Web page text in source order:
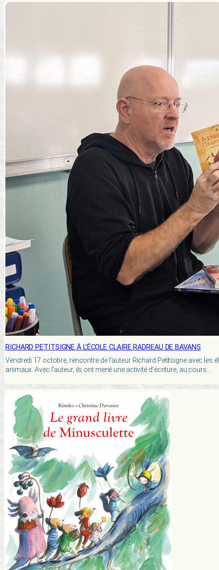
RICHARD PETITSIGNE À L’ÉCOLE CLAIRE RADREAU DE BAVANS
Vendredi 17 octobre, rencontre de l’auteur Richard Petitsigne avec les
animaux. Avec l’auteur, ils ont mené une activité d’écriture, au cours…